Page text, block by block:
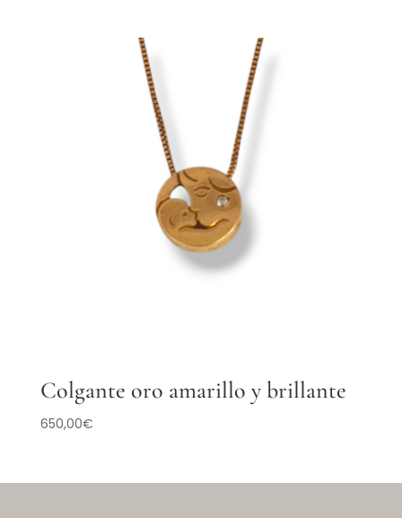
Colgante oro amarillo y brillante
650,00€